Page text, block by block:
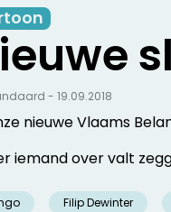
nieuwe Vlaams
iemand over valt
Filip Dewinter
- 19.09.2018